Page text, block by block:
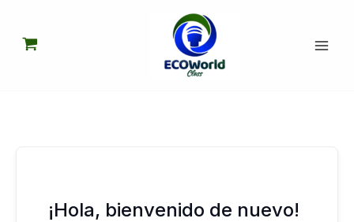
contenido
¡Hola, bienvenido de nuevo!